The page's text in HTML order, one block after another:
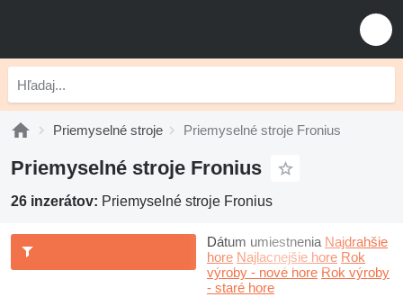
Priemyselné stroje Priemyselné stroje Fronius
Priemyselné stroje Fronius
26 inzerátov: Priemyselné stroje Fronius
Dátum umiestnenia Najdrahšie
hore Najlacnejšie hore Rok
výroby - nové hore Rok výroby
- staré hore